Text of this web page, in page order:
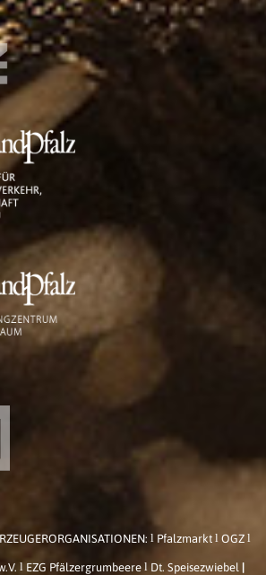
l Pfalzmarkt l OGZ l
l EZG Pfälzergrumbeere l Dt. Speisezwiebel